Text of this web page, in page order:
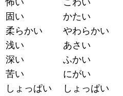
固い
かたい
柔らかい
やわらかい
浅い
あさい
深い
ふかい
苦い
にがい
しょっぱい
しょっぱい